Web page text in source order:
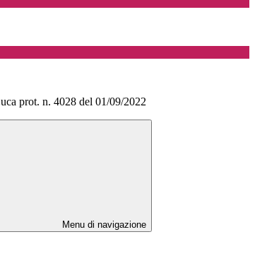
prot. n. 4028 del 01/09/2022
Menu di navigazione